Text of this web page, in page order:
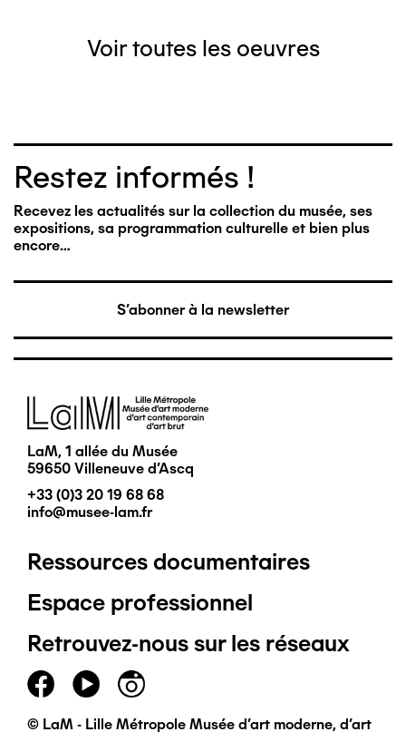
Voir toutes les oeuvres
Restez informés !
Recevez les actualités sur la collection du musée, ses
expositions, sa programmation culturelle et bien plus
encore…
S'abonner à la newsletter
Image
LaM, 1 allée du Musée
59650 Villeneuve d'Ascq
+33 (0)3 20 19 68 68
info@musee-lam.fr
Pied
de
page
principal
Ressources documentaires
Espace professionnel
Retrouvez-nous sur les réseaux
© LaM - Lille Métropole Musée d'art moderne, d'art